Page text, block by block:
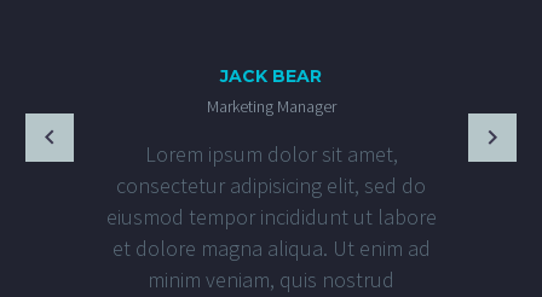
JACK BEAR
Marketing Manager
Lorem ipsum dolor sit amet,
consectetur adipisicing elit, sed do
eiusmod tempor incididunt ut labore
et dolore magna aliqua. Ut enim ad
minim veniam, quis nostrud